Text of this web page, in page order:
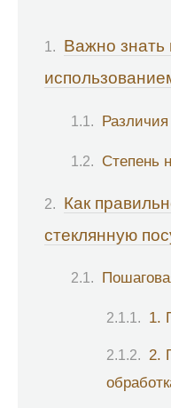
Важно знать
Различия
Степень
Как
стеклянную
1.
2.